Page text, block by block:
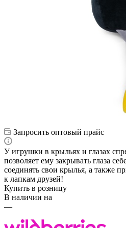
Запросить оптовый прайс
У игрушки в крыльях и глазах
позволяет ему закрывать глаза
соединять свои крылья, а также
к лапкам друзей!
Купить в розницу
В наличии на
—